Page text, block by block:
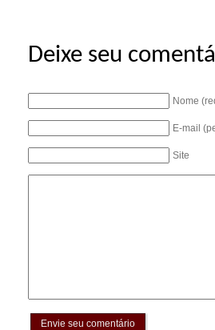
Deixe seu
Nome
E-mail
Site
Envie seu comentário